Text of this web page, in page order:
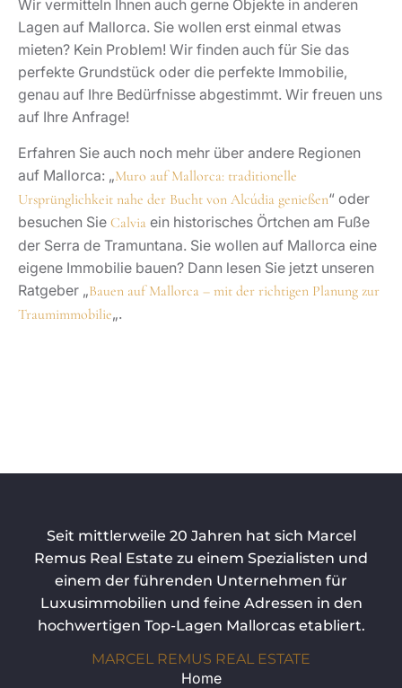
Wir vermitteln Ihnen auch gerne Objekte in anderen
Lagen auf Mallorca. Sie wollen erst einmal etwas
mieten? Kein Problem! Wir finden auch für Sie das
perfekte Grundstück oder die perfekte Immobilie,
genau auf Ihre Bedürfnisse abgestimmt. Wir freuen uns
auf Ihre Anfrage!
Erfahren Sie auch noch mehr über andere Regionen
auf Mallorca: „Muro auf Mallorca: traditionelle
Ursprünglichkeit nahe der Bucht von Alcúdia genießen“ oder
besuchen Sie Calvia ein historisches Örtchen am Fuße
der Serra de Tramuntana. Sie wollen auf Mallorca eine
eigene Immobilie bauen? Dann lesen Sie jetzt unseren
Ratgeber „Bauen auf Mallorca – mit der richtigen Planung zur
Traumimmobilie„.
Seit mittlerweile 20 Jahren hat sich Marcel
Remus Real Estate zu einem Spezialisten und
einem der führenden Unternehmen für
Luxusimmobilien und feine Adressen in den
hochwertigen Top-Lagen Mallorcas etabliert.
MARCEL REMUS REAL ESTATE
Home